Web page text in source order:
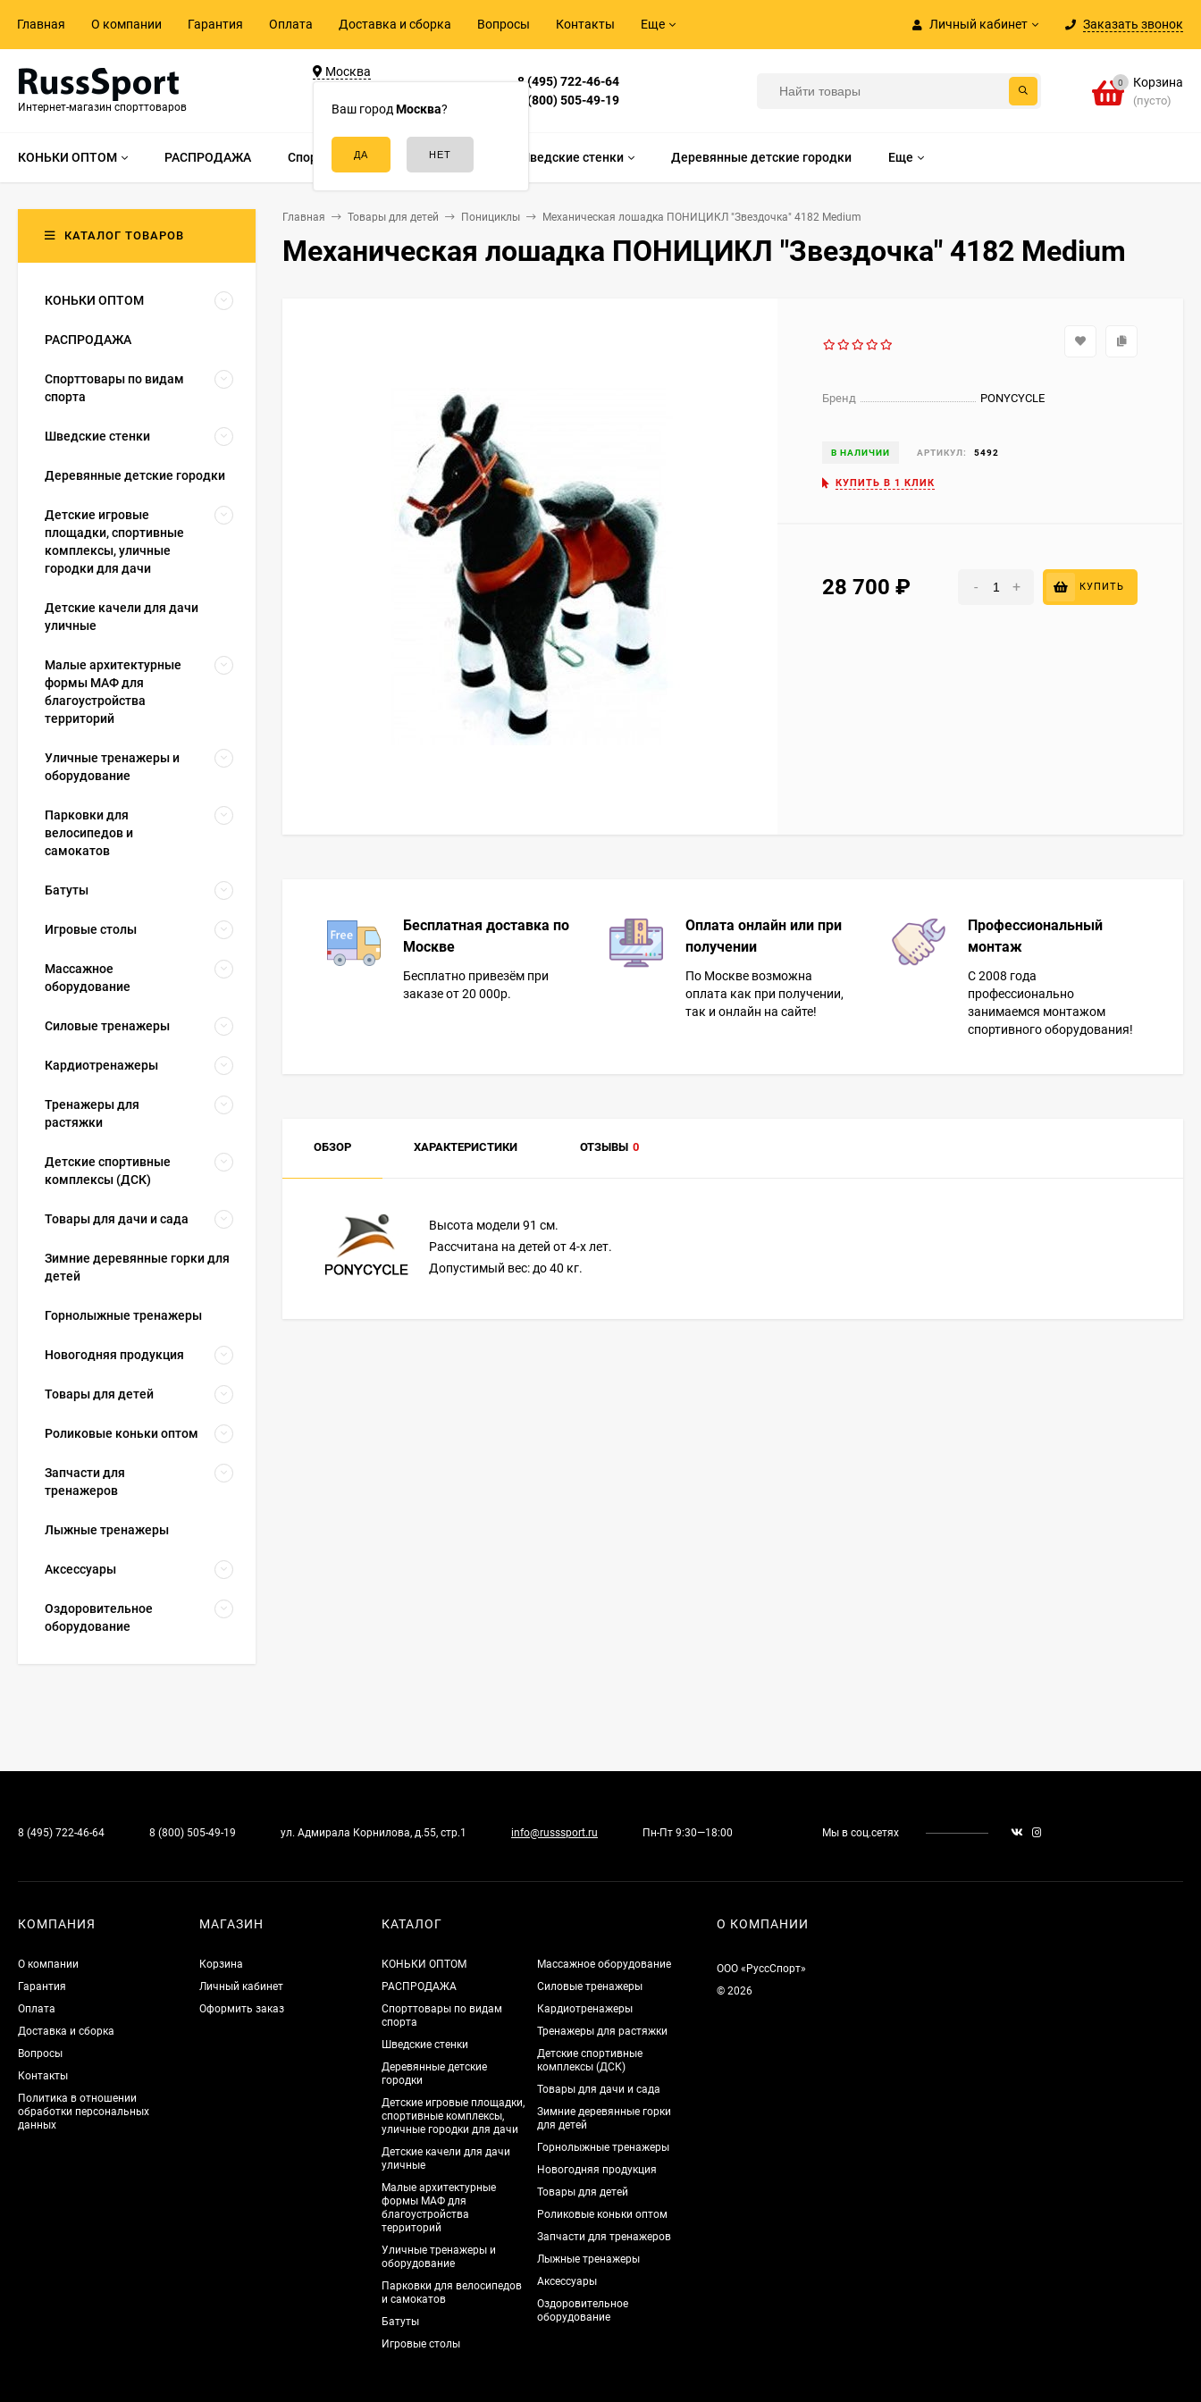
Личный кабинет Заказать звонок
Главная О компании Гарантия Оплата Доставка и сборка Вопросы Контакты Еще
Интернет-магазин спорттоваров
Москва
Ваш город Москва?
д.55, стр.1
8 (495) 722-46-64
8 (800) 505-49-19
0 Корзина
(пусто)
КОНЬКИ ОПТОМ РАСПРОДАЖА Спорттовары по видам спорта Шведские стенки Деревянные детские городки Еще
Главная Товары для детей Понициклы Механическая лошадка ПОНИЦИКЛ "Звездочка" 4182 Medium
Механическая лошадка ПОНИЦИКЛ "Звездочка" 4182 Medium
Бренд PONYCYCLE
В НАЛИЧИИ АРТИКУЛ: 5492
КУПИТЬ В 1 КЛИК
28 700 - + КУПИТЬ
Бесплатная доставка по
Москве
Бесплатно привезём при
заказе от 20 000р.
Оплата онлайн или при
получении
По Москве возможна
оплата как при получении,
так и онлайн на сайте!
Профессиональный
монтаж
С 2008 года
профессионально
занимаемся монтажом
спортивного оборудования!
ОБЗОР ХАРАКТЕРИСТИКИ ОТЗЫВЫ 0
Высота модели 91 см.
Рассчитана на детей от 4-х лет.
Допустимый вес: до 40 кг.
КАТАЛОГ ТОВАРОВ
КОНЬКИ ОПТОМ
РАСПРОДАЖА
Спорттовары по видам
спорта
Шведские стенки
Деревянные детские городки
Детские игровые
площадки, спортивные
комплексы, уличные
городки для дачи
Детские качели для дачи
уличные
Малые архитектурные
формы МАФ для
благоустройства
территорий
Уличные тренажеры и
оборудование
Парковки для
велосипедов и
самокатов
Батуты
Игровые столы
Массажное
оборудование
Силовые тренажеры
Кардиотренажеры
Тренажеры для
растяжки
Детские спортивные
комплексы (ДСК)
Товары для дачи и сада
Зимние деревянные горки для
детей
Горнолыжные тренажеры
Новогодняя продукция
Товары для детей
Роликовые коньки оптом
Запчасти для
тренажеров
Лыжные тренажеры
Аксессуары
Оздоровительное
оборудование
8 (495) 722-46-64 8 (800) 505-49-19 ул. Адмирала Корнилова, д.55, стр.1 info@russsport.ru Пн-Пт 9:30—18:00 Мы в соц.сетях
КОМПАНИЯ
О компании
Гарантия
Оплата
Доставка и сборка
Вопросы
Контакты
Политика в отношении
обработки персональных
данных
МАГАЗИН
Корзина
Личный кабинет
Оформить заказ
КАТАЛОГ
КОНЬКИ ОПТОМ
РАСПРОДАЖА
Спорттовары по видам
спорта
Шведские стенки
Деревянные детские
городки
Детские игровые площадки,
спортивные комплексы,
уличные городки для дачи
Детские качели для дачи
уличные
Малые архитектурные
формы МАФ для
благоустройства
территорий
Уличные тренажеры и
оборудование
Парковки для велосипедов
и самокатов
Батуты
Игровые столы
Массажное оборудование
Силовые тренажеры
Кардиотренажеры
Тренажеры для растяжки
Детские спортивные
комплексы (ДСК)
Товары для дачи и сада
Зимние деревянные горки
для детей
Горнолыжные тренажеры
Новогодняя продукция
Товары для детей
Роликовые коньки оптом
Запчасти для тренажеров
Лыжные тренажеры
Аксессуары
Оздоровительное
оборудование
О КОМПАНИИ
ООО «РуссСпорт»
© 2026